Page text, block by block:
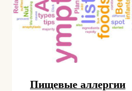
Пищевые аллергии